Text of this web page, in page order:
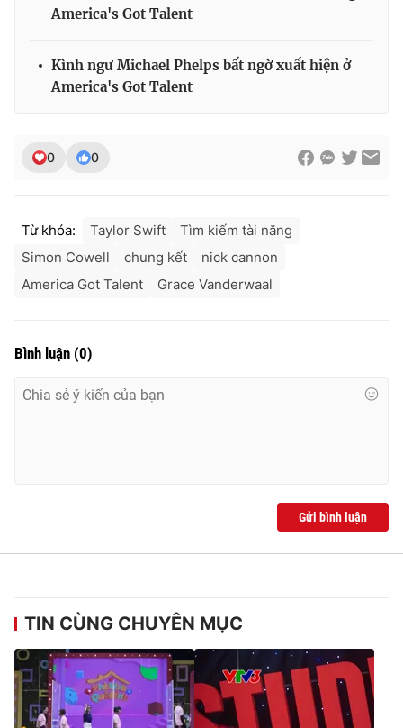
Ðiện thoại Thời báo VTV:024.66 897 897
Liên hệ quảng cáo:024-7300.7108
thông tin từ website này.
America's Got Talent
Kình ngư Michael Phelps bất ngờ xuất hiện ở
America's Got Talent
0 0
Từ khóa: Taylor Swift
Tìm kiếm tài năng
Simon Cowell
chung kết
nick cannon
America Got Talent
Grace Vanderwaal
Bình luận (0)
Gửi bình luận
TIN CÙNG CHUYÊN MỤC